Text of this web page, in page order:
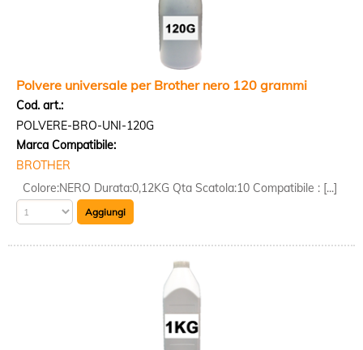
Polvere universale per Brother nero 120 grammi
Cod. art.:
POLVERE-BRO-UNI-120G
Marca Compatibile:
BROTHER
Colore:NERO Durata:0,12KG Qta Scatola:10 Compatibile : [...]